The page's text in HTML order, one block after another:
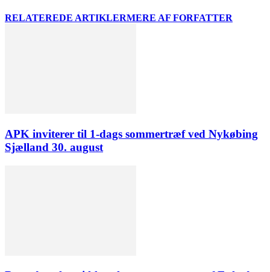
RELATEREDE ARTIKLERMERE AF FORFATTER
APK inviterer til 1-dags sommertræf ved Nykøbing
Sjælland 30. august